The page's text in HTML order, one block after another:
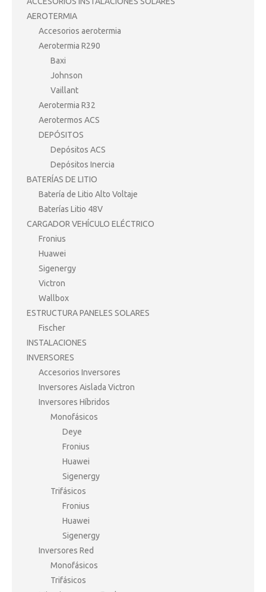
AEROTERMIA
Accesorios aerotermia
Aerotermia R290
Baxi
Johnson
Vaillant
Aerotermia R32
Aerotermos ACS
DEPÓSITOS
Depósitos ACS
Depósitos Inercia
BATERÍAS DE LITIO
Batería de Litio Alto Voltaje
Baterías Litio 48V
CARGADOR VEHÍCULO ELÉCTRICO
Fronius
Huawei
Sigenergy
Victron
Wallbox
ESTRUCTURA PANELES SOLARES
Fischer
INSTALACIONES
INVERSORES
Accesorios Inversores
Inversores Aislada Victron
Inversores Híbridos
Monofásicos
Deye
Fronius
Huawei
Sigenergy
Trifásicos
Fronius
Huawei
Sigenergy
Inversores Red
Monofásicos
Trifásicos